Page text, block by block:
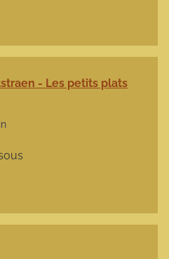
- Les petits plats